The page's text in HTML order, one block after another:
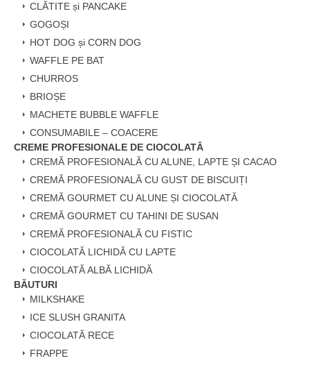
CLĂTITE și PANCAKE
GOGOȘI
HOT DOG și CORN DOG
WAFFLE PE BAT
CHURROS
BRIOȘE
MACHETE BUBBLE WAFFLE
CONSUMABILE – COACERE
CREME PROFESIONALE DE CIOCOLATĂ
CREMĂ PROFESIONALĂ CU ALUNE, LAPTE ȘI CACAO
CREMĂ PROFESIONALĂ CU GUST DE BISCUIȚI
CREMĂ GOURMET CU ALUNE ȘI CIOCOLATĂ
CREMĂ GOURMET CU TAHINI DE SUSAN
CREMĂ PROFESIONALĂ CU FISTIC
CIOCOLATĂ LICHIDĂ CU LAPTE
CIOCOLATĂ ALBĂ LICHIDĂ
BĂUTURI
MILKSHAKE
ICE SLUSH GRANITA
CIOCOLATĂ RECE
FRAPPE